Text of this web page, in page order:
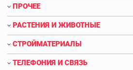
ПРОЧЕЕ
РАСТЕНИЯ И ЖИВОТНЫЕ
СТРОЙМАТЕРИАЛЫ
ТЕЛЕФОНИЯ И СВЯЗЬ